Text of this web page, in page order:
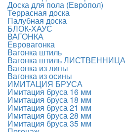
Доска для пола (Европол)
Террасная доска
Палубная доска
БЛОК-ХАУС
ВАГОНКА
Евровагонка
Вагонка штиль
Вагонка штиль ЛИСТВЕННИЦА
Вагонка из липы
Вагонка из осины
ИМИТАЦИЯ БРУСА
Имитация бруса 16 мм
Имитация бруса 18 мм
Имитация бруса 21 мм
Имитация бруса 28 мм
Имитация бруса 35 мм